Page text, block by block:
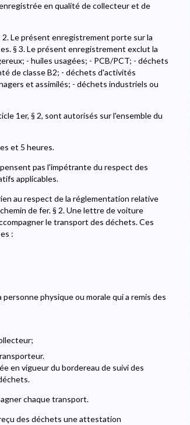
en qualité de collecteur et de
Le présent enregistrement porte sur la
§ 3. Le présent enregistrement exclut la
- huiles usagées; - PCB/PCT; - déchets
de classe B2; - déchets d'activités
et assimilés; - déchets industriels ou
1er, § 2, sont autorisés sur l'ensemble du
et 5 heures.
pas l'impétrante du respect des
applicables.
au respect de la réglementation relative
de fer. § 2. Une lettre de voiture
le transport des déchets. Ces
:
physique ou morale qui a remis des
en vigueur du bordereau de suivi des
chaque transport.
des déchets une attestation